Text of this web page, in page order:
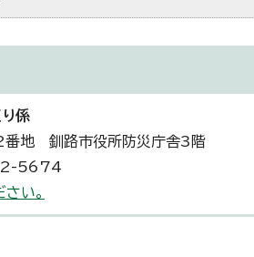
係
地 釧路市役所防災庁舎3階
5674
い。